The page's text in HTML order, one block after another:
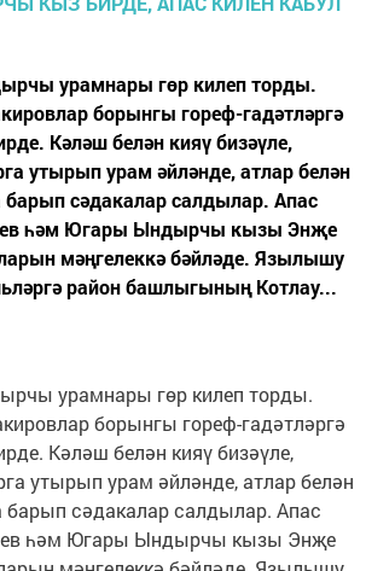
урамнары гөр килеп торды.
борынгы гореф-гадәтләргә
Кәләш белән кияү бизәүле,
утырып урам әйләнде, атлар белән
барып сәдакалар салдылар. Апас
һәм Югары Ындырчы кызы Энҗе
мәңгелеккә бәйләде. Язылышу
район башлыгының Котлау...
урамнары гөр килеп торды.
борынгы гореф-гадәтләргә
Кәләш белән кияү бизәүле,
утырып урам әйләнде, атлар белән
барып сәдакалар салдылар. Апас
һәм Югары Ындырчы кызы Энҗе